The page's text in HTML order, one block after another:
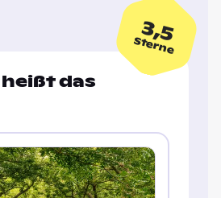
3,5
Sterne
das